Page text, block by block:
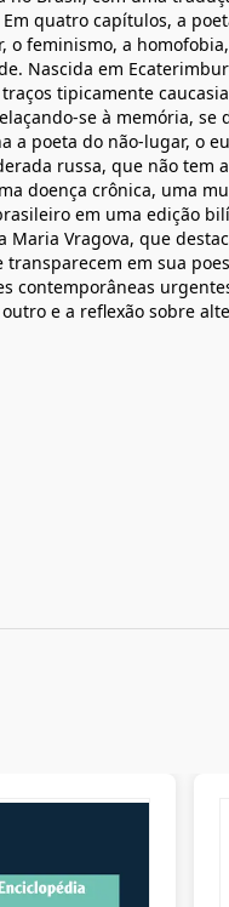
quatro capítulos, a
o feminismo, a
Nascida em
tipicamente
se à memória, se
a poeta do não-lugar, o
russa, que não tem
doença crônica, uma
em uma edição
Vragova, que
em sua
contemporâneas
e a reflexão sobre